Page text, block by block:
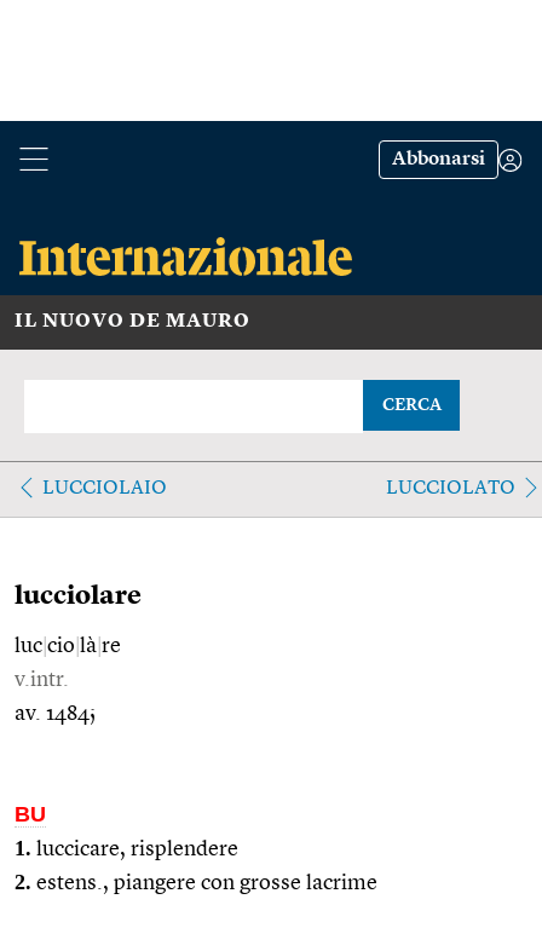
Abbonarsi
IL NUOVO DE MAURO
CERCA
LUCCIOLAIO LUCCIOLATO
lucciolare
luc cio là re
v.intr.
av. 1484;
BU
1. luccicare, risplendere
2. estens., piangere con grosse lacrime